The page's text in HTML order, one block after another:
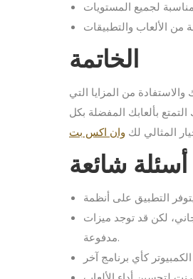
الخاتمة
من المزايا التي
بألعابك المفضلة بكل
المثالي لك وان اكس بت
أسئلة شائعة
لكن قد توجد ميزات
مدفوعة.